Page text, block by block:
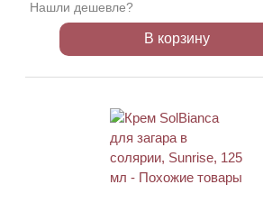
Нашли дешевле?
В корзину